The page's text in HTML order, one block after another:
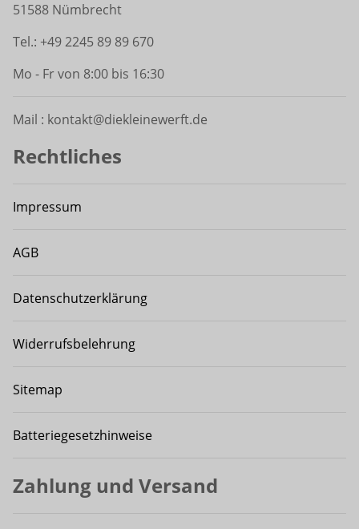
51588 Nümbrecht
Tel.: +49 2245 89 89 670
Mo - Fr von 8:00 bis 16:30
Mail : kontakt@diekleinewerft.de
Rechtliches
Impressum
AGB
Datenschutzerklärung
Widerrufsbelehrung
Sitemap
Batteriegesetzhinweise
Zahlung und Versand